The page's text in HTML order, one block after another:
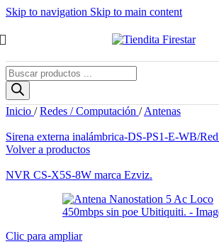
Skip to navigation Skip to main content
Búsqueda
de
productos
Inicio / Redes / Computación / Antenas
Sirena externa inalámbrica-DS-PS1-E-WB/
Volver a productos
NVR CS-X5S-8W marca Ezviz.
Clic para ampliar